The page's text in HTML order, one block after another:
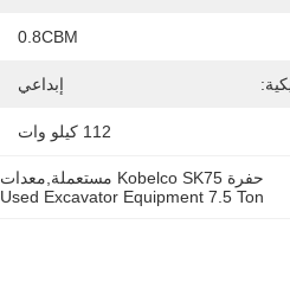
0.8CBM
إبداعي
112 كيلو وات
حفرة Kobelco SK75 مستعملة,معدات الحفر المستعملة 7.5 طن,معدات الحفر الثقيلة المستعملة
Used Excavator Equipment 7.5 Ton